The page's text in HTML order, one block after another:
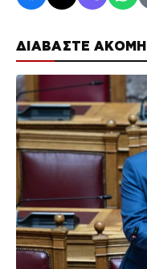
ΔΙΑΒΑΣΤΕ ΑΚΟΜΗ